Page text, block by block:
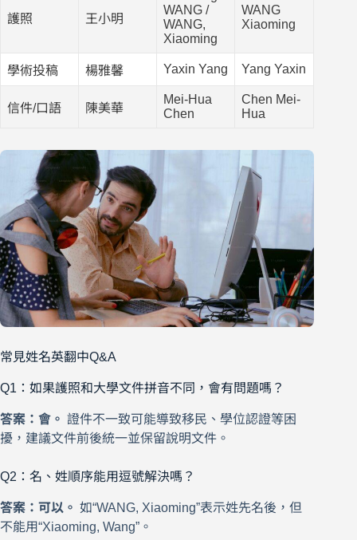
護照 王小明
WANG /
WANG,
Xiaoming
WANG
Xiaoming
學術投稿 楊雅馨 Yaxin Yang Yang Yaxin
信件/口語 陳美華
Mei-Hua
Chen
Chen Mei-
Hua
常見姓名英翻中Q&A
Q1：如果護照和大學文件拼音不同，會有問題嗎？
答案：會。 證件不一致可能導致移民、學位認證等困
擾，建議文件前後統一並保留說明文件。
Q2：名、姓順序能用逗號解決嗎？
答案：可以。 如“WANG, Xiaoming”表示姓先名後，但
不能用“Xiaoming, Wang”。